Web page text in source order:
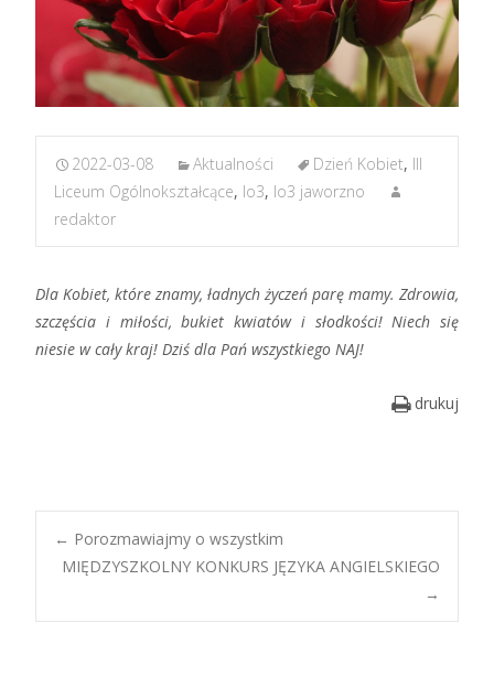
2022-03-08 Aktualności Dzień Kobiet, III
Liceum Ogólnokształcące, lo3, lo3 jaworzno
redaktor
Dla Kobiet, które znamy, ładnych życzeń parę mamy. Zdrowia,
szczęścia i miłości, bukiet kwiatów i słodkości! Niech się
niesie w cały kraj! Dziś dla Pań wszystkiego NAJ!
drukuj
Post
navigation
← Porozmawiajmy o wszystkim
MIĘDZYSZKOLNY KONKURS JĘZYKA ANGIELSKIEGO
→